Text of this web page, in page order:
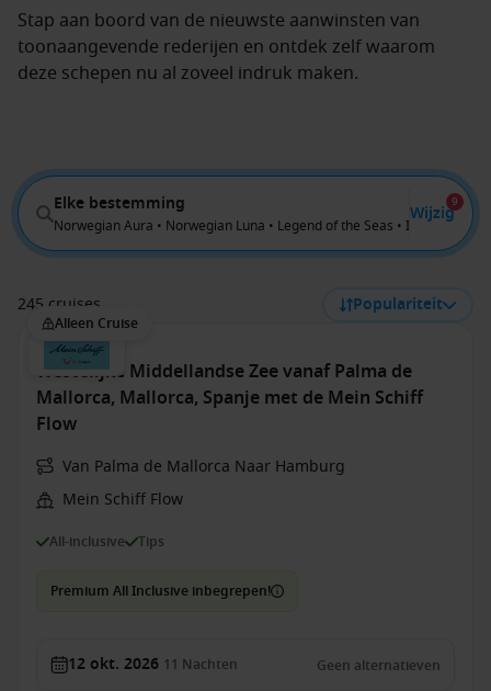
Stap aan boord van de nieuwste aanwinsten van
toonaangevende rederijen en ontdek zelf waarom
deze schepen nu al zoveel indruk maken.
Elke bestemming
Norwegian Aura • Norwegian Luna • Legend of the Seas • Icon of the
Wijzig
9
245 cruises Populariteit
Alleen Cruise
Westelijke Middellandse Zee vanaf Palma de
Mallorca, Mallorca, Spanje met de Mein Schiff
Flow
Van Palma de Mallorca Naar Hamburg
Mein Schiff Flow
All-inclusive Tips
Premium All Inclusive inbegrepen!
12 okt. 2026 11 Nachten Geen alternatieven